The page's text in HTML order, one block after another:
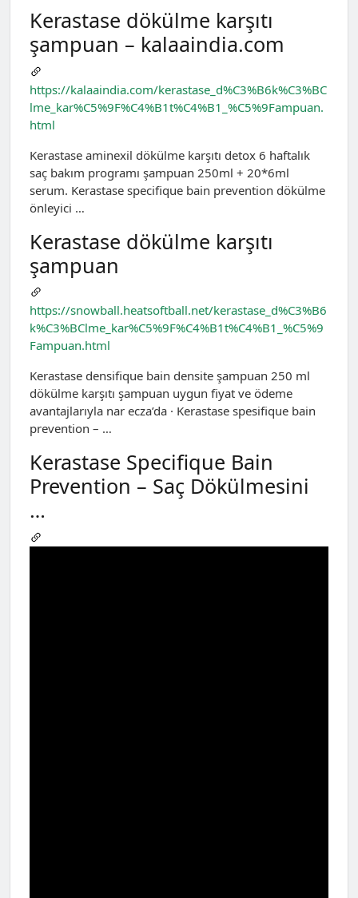
Kerastase dökülme karşıtı
şampuan – kalaaindia.com
https://kalaaindia.com/kerastase_d%C3%B6k%C3%BC
lme_kar%C5%9F%C4%B1t%C4%B1_%C5%9Fampuan.
html
Kerastase ami̇nexi̇l dökülme karşıtı detox 6 haftalık
saç bakım programı şampuan 250ml + 20*6ml
serum. Kerastase specifique bain prevention dökülme
önleyici …
Kerastase dökülme karşıtı
şampuan
https://snowball.heatsoftball.net/kerastase_d%C3%B6
k%C3%BClme_kar%C5%9F%C4%B1t%C4%B1_%C5%9
Fampuan.html
Kerastase densifique bain densite şampuan 250 ml
dökülme karşıtı şampuan uygun fiyat ve ödeme
avantajlarıyla nar ecza’da · Kerastase spesifique bain
prevention – …
Kerastase Specifique Bain
Prevention – Saç Dökülmesini
…